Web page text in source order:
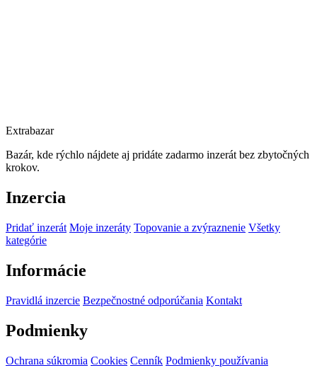
Extrabazar
Bazár, kde rýchlo nájdete aj pridáte zadarmo inzerát bez zbytočných
krokov.
Inzercia
Pridať inzerát Moje inzeráty Topovanie a zvýraznenie Všetky
kategórie
Informácie
Pravidlá inzercie Bezpečnostné odporúčania Kontakt
Podmienky
Ochrana súkromia Cookies Cenník Podmienky používania